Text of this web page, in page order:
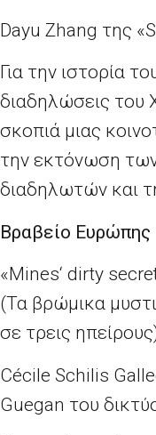
Dayu Zhang της
Για την ιστορία
διαδηλώσεις του
σκοπιά μιας
την εκτόνωση
διαδηλωτών και
Βραβείο Ευρώπης
«Mines‘ dirty
(Τα βρώμικα
σε τρεις
Cécile Schilis
Guegan του